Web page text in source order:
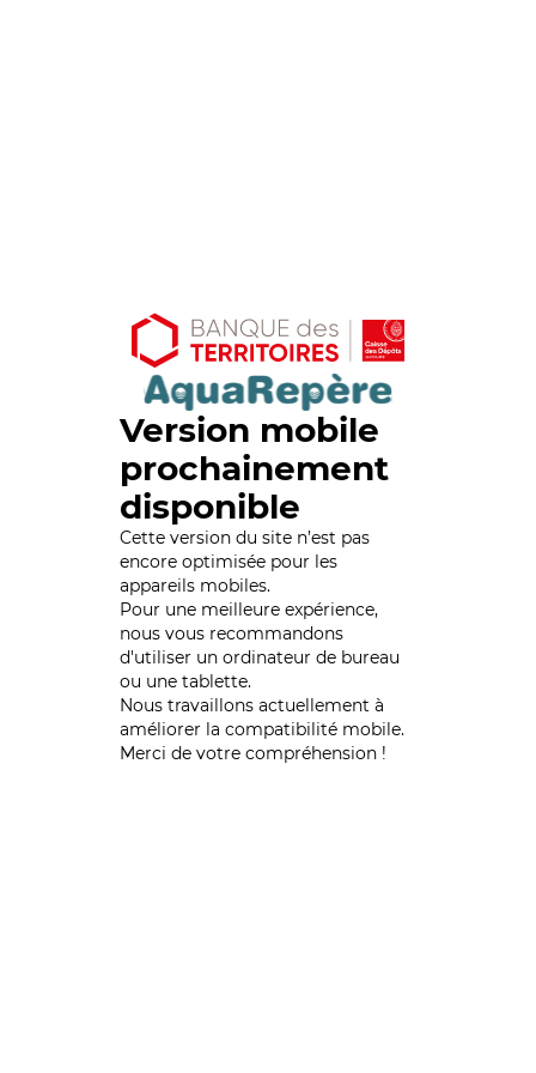
Version mobile
prochainement
disponible
Cette version du site n’est pas
encore optimisée pour les
appareils mobiles.
Pour une meilleure expérience,
nous vous recommandons
d'utiliser un ordinateur de bureau
ou une tablette.
Nous travaillons actuellement à
améliorer la compatibilité mobile.
Merci de votre compréhension !